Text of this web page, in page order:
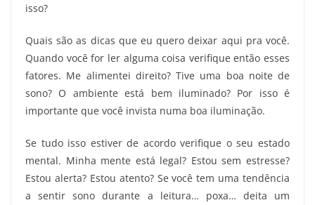
isso?
Quais são as dicas que eu quero deixar aqui pra você.
Quando você for ler alguma coisa verifique então esses
fatores. Me alimentei direito? Tive uma boa noite de
sono? O ambiente está bem iluminado? Por isso é
importante que você invista numa boa iluminação.
Se tudo isso estiver de acordo verifique o seu estado
mental. Minha mente está legal? Estou sem estresse?
Estou alerta? Estou atento? Se você tem uma tendência
a sentir sono durante a leitura… poxa… deita um